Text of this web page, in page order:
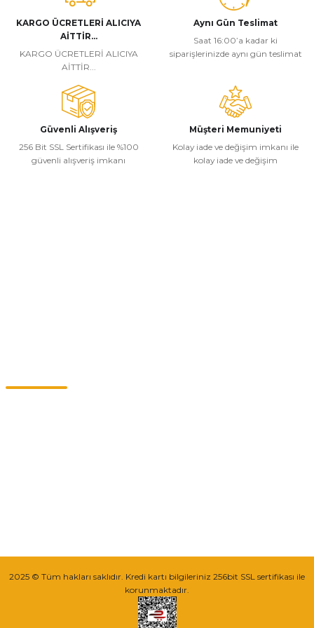
Ürün fiyatı diğer sitelerden daha pahalı.
Bu ürüne benzer farklı alternatifler olmalı.
KARGO ÜCRETLERİ ALICIYA
AİTTİR...
KARGO ÜCRETLERİ ALICIYA
AİTTİR...
Aynı Gün Teslimat
Saat 16:00’a kadar ki
siparişlerinizde aynı gün teslimat
Güvenli Alışveriş
256 Bit SSL Sertifikası ile %100
güvenli alışveriş imkanı
Müşteri Memuniyeti
Kolay iade ve değişim imkanı ile
kolay iade ve değişim
2025 © Tüm hakları saklıdır. Kredi kartı bilgileriniz 256bit SSL sertifikası ile
korunmaktadır.